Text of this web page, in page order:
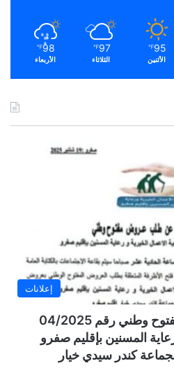
95
℉
الأثنين
97
℉
الثلاثاء
98
℉
الأربعاء
إعلانات
إعلان عن طلب عروض مفتوح وطني رقم 04/2025
المسنين بإقليم صفرو
كندر سيدي خيار